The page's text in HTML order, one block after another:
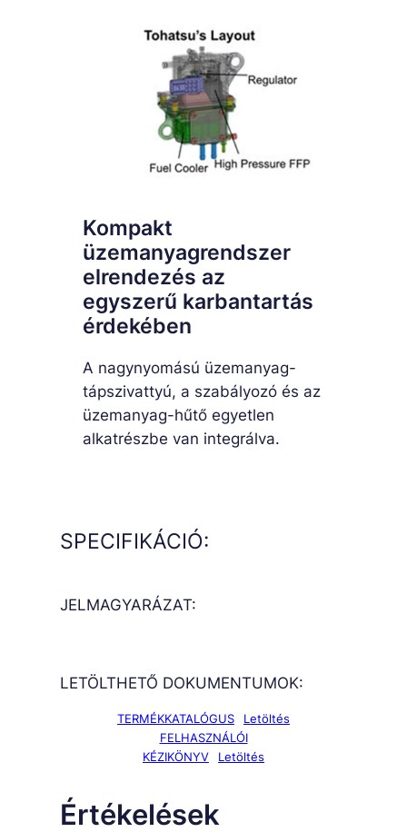
Kompakt
üzemanyagrendszer
elrendezés az
egyszerű karbantartás
érdekében
A nagynyomású üzemanyag-
tápszivattyú, a szabályozó és az
üzemanyag-hűtő egyetlen
alkatrészbe van integrálva.
SPECIFIKÁCIÓ:
JELMAGYARÁZAT:
LETÖLTHETŐ DOKUMENTUMOK:
TERMÉKKATALÓGUS
Letöltés
FELHASZNÁLÓI
KÉZIKÖNYV
Letöltés
Értékelések